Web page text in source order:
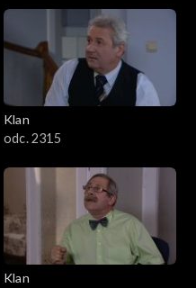
Klan
odc. 2315
Klan